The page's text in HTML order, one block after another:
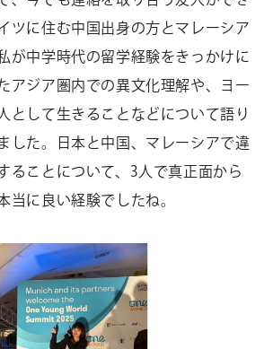
ツに住む中国出身の方とマレーシア
が中学時代の留学経験をきっかけに
アジア圏内での異文化理解や、ヨー
として生きることなどについて語り
した。日本と中国、マレーシアで違
ることについて、3人で真正面から
当に良い経験でしたね。